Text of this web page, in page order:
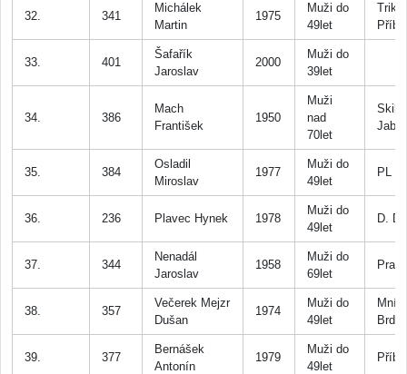
32. 341
Michálek
Martin
1975
Muži do
49let
33. 401
Šafařík
Jaroslav
2000
Muži do
39let
34. 386
Mach
František
1950
Muži
nad
70let
35. 384
Osladil
Miroslav
1977
Muži do
49let
PL
36. 236 Plavec Hynek 1978
Muži do
49let
D.
37. 344
Nenadál
Jaroslav
1958
Muži do
69let
38. 357
Večerek Mejzr
Dušan
1974
Muži do
49let
Brdy
39. 377
Bernášek
Antonín
1979
Muži do
49let